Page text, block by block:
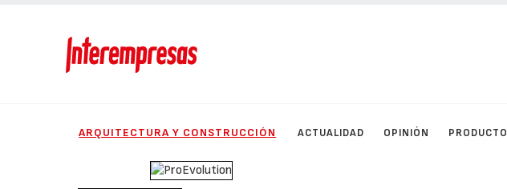
ARQUITECTURA Y CONSTRUCCIÓN ACTUALIDAD OPINIÓN